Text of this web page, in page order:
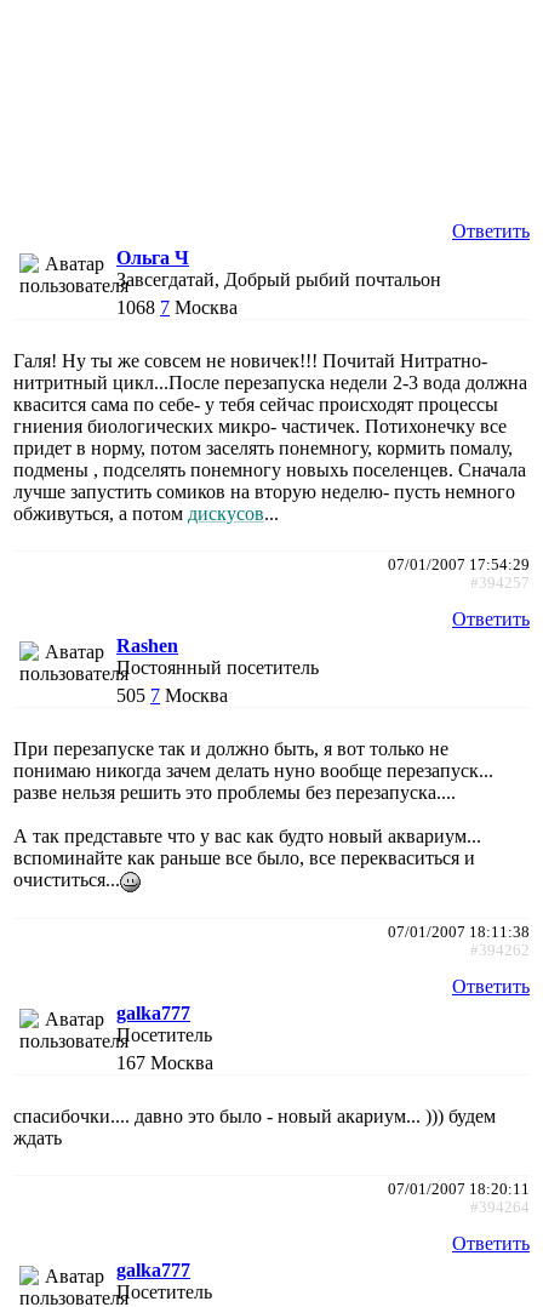
Ответить
Ольга Ч
Завсегдатай, Добрый рыбий почтальон
1068 7 Москва
Галя! Ну ты же совсем не новичек!!! Почитай Нитратно-
нитритный цикл...После перезапуска недели 2-3 вода должна
квасится сама по себе- у тебя сейчас происходят процессы
гниения биологических микро- частичек. Потихонечку все
придет в норму, потом заселять понемногу, кормить помалу,
подмены , подселять понемногу новыхь поселенцев. Сначала
лучше запустить сомиков на вторую неделю- пусть немного
обживуться, а потом дискусов...
07/01/2007 17:54:29
#394257
Ответить
Rashen
Постоянный посетитель
505 7 Москва
При перезапуске так и должно быть, я вот только не
понимаю никогда зачем делать нуно вообще перезапуск...
разве нельзя решить это проблемы без перезапуска....
А так представьте что у вас как будто новый аквариум...
вспоминайте как раньше все было, все перекваситься и
очиститься...
07/01/2007 18:11:38
#394262
Ответить
galka777
Посетитель
167 Москва
спасибочки.... давно это было - новый акариум... ))) будем
ждать
07/01/2007 18:20:11
#394264
Ответить
galka777
Посетитель